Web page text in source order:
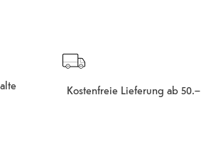
Kostenfreie Lieferung ab 50.–